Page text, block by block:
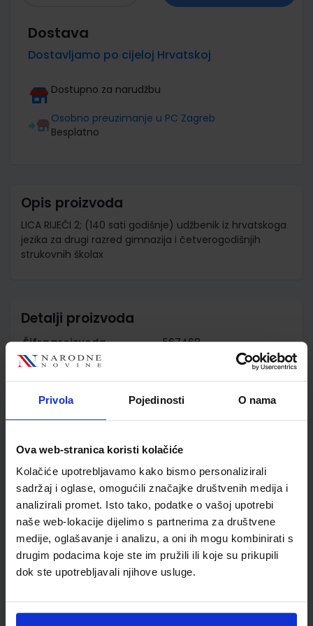
Privola Pojedinosti O nama
Ova web-stranica koristi kolačiće
Kolačiće upotrebljavamo kako bismo personalizirali
sadržaj i oglase, omogućili značajke društvenih medija i
analizirali promet. Isto tako, podatke o vašoj upotrebi
naše web-lokacije dijelimo s partnerima za društvene
medije, oglašavanje i analizu, a oni ih mogu kombinirati s
drugim podacima koje ste im pružili ili koje su prikupili
dok ste upotrebljavali njihove usluge.
Dostava
Dostavljamo po cijeloj Hrvatskoj
Dostupno za narudžbu
Osobno preuzimanje u PC Zagreb
Besplatno
Opis proizvoda
LICA RIJEČI 2; (140 sati godišnje) udžbenik iz hrvatskoga
jezika za drugi razred gimnazija i četverogodišnjih
strukovnih školax
Detalji proizvoda
Šifra proizvoda
567468
Jedinična mjera
Nakladnik
ALFA d.d.
Autor
Snježana Zrinjan Maja
Vrsta školske knjige
UDŽBENIK
Vrsta škole
4 GIMNAZIJA+STRUKOVN
Nastavni predmet
HRVATSKI JEZIK
Reg br min
6517